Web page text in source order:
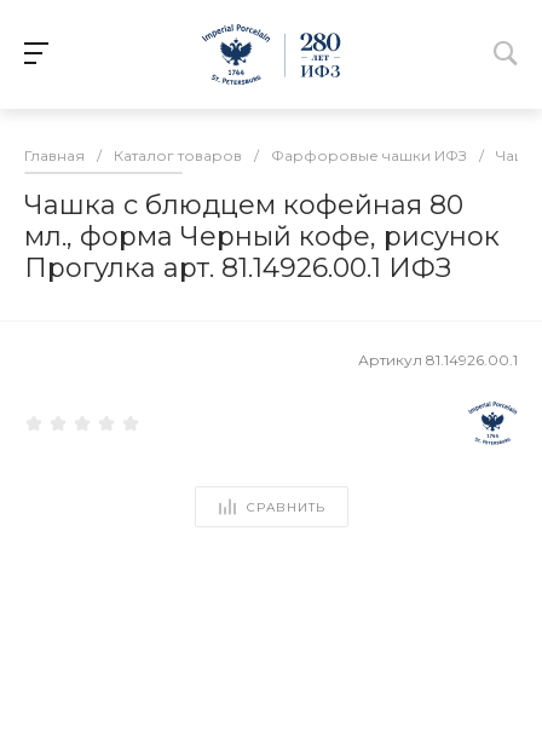
Главная / Каталог товаров / Фарфоровые чашки ИФЗ /
Чашка с блюдцем кофейная 80
мл., форма Черный кофе, рисунок
Прогулка арт. 81.14926.00.1 ИФЗ
Артикул 81.14926.00.1
СРАВНИТЬ